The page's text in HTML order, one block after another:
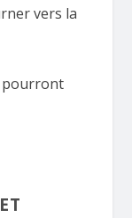
vers la
pourront